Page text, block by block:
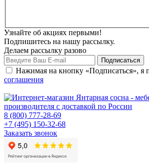
Узнайте об акциях первыми!
Подпишитесь на нашу рассылку.
Делаем рассылку разово
Нажимая на кнопку «Подписаться», я
соглашения
8 (800) 777-28-69
+7 (495) 150-32-68
Заказать звонок